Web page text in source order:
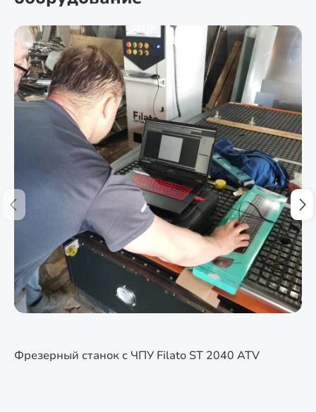
Фрезерный станок с ЧПУ Filato ST 2040 ATV